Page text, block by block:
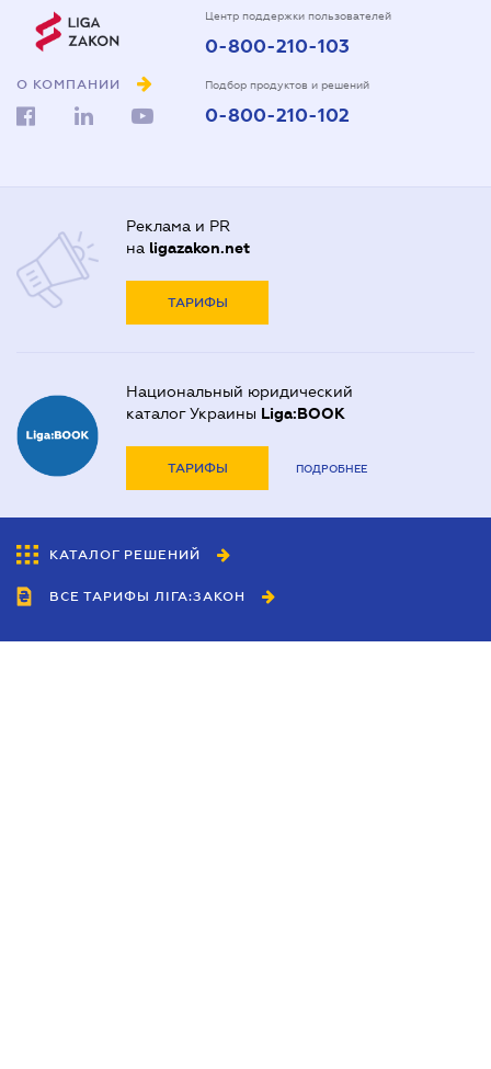
О КОМПАНИИ
Центр поддержки пользователей
0-800-210-103
Подбор продуктов и решений
0-800-210-102
Реклама и PR
на ligazakon.net
ТАРИФЫ
Национальный юридический
каталог Украины Liga:BOOK
ТАРИФЫ ПОДРОБНЕЕ
КАТАЛОГ РЕШЕНИЙ
ВСЕ ТАРИФЫ ЛІГА:ЗАКОН